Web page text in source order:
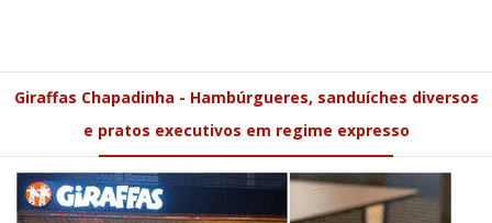
Giraffas Chapadinha - Hambúrgueres, sanduíches diversos
e pratos executivos em regime expresso